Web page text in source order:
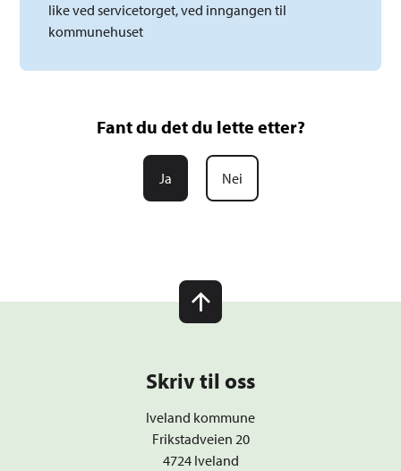
like ved servicetorget, ved inngangen til
kommunehuset
Fant du det du lette etter?
Ja Nei
Skriv til oss
Iveland kommune
Frikstadveien 20
4724 Iveland